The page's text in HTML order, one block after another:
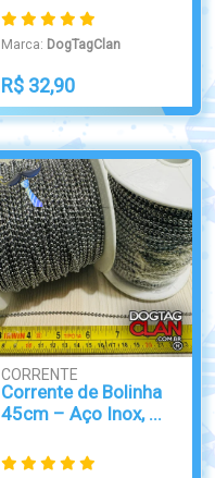
Marca: DogTagClan
R$ 32,90
CORRENTE
Corrente de Bolinha
45cm – Aço Inox, ...